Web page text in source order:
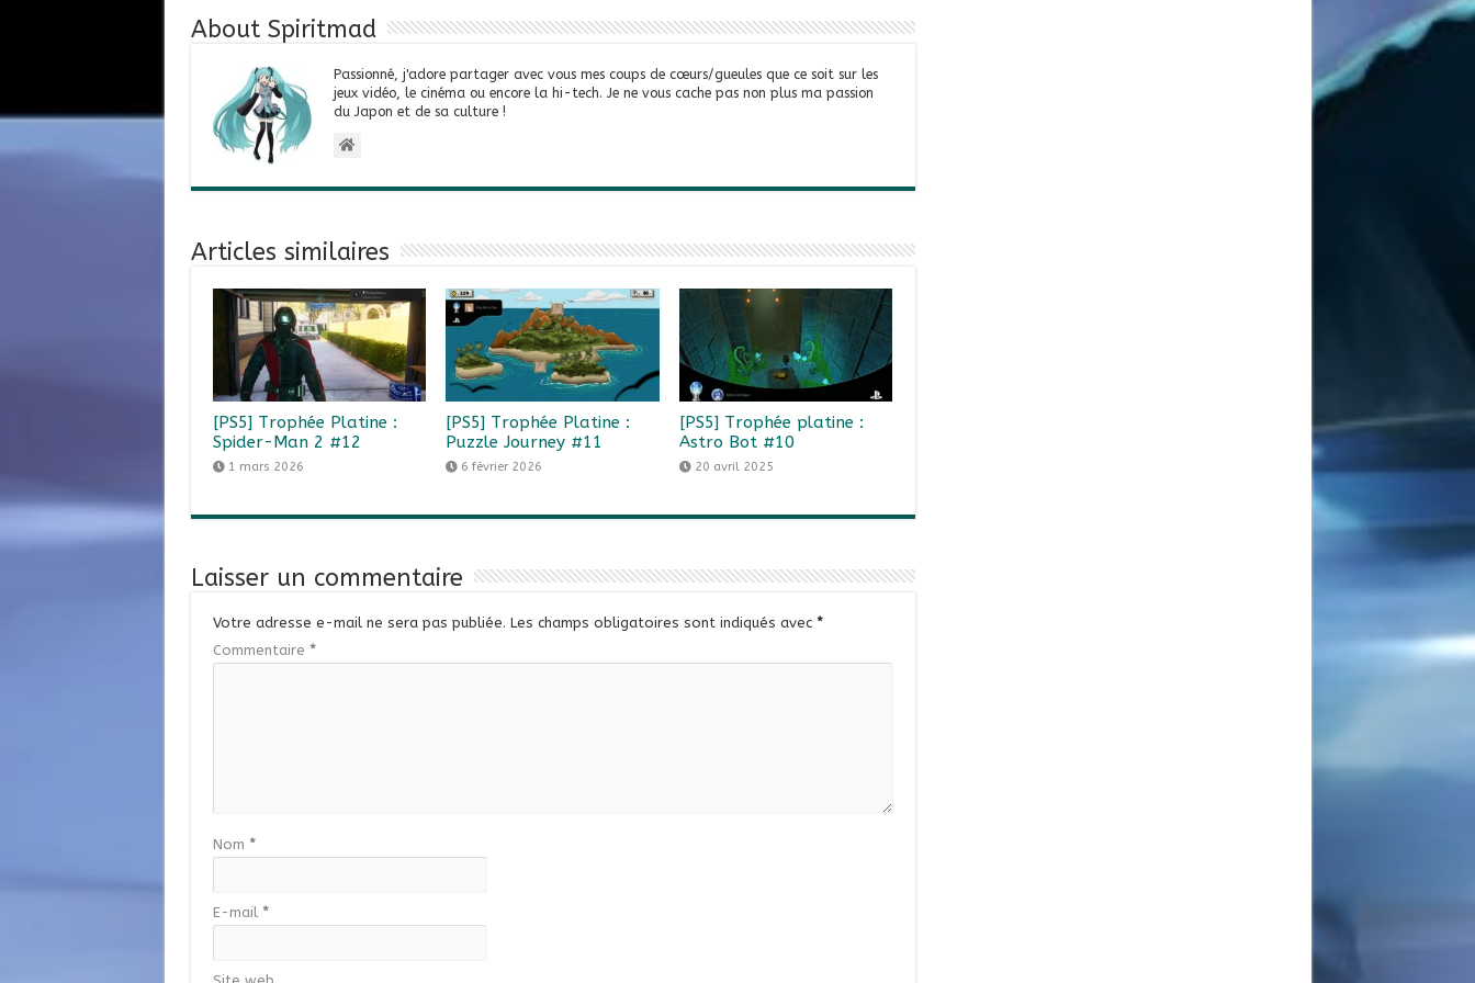
About Spiritmad
Passionné, j'adore partager avec vous mes coups de cœurs/gueules que ce soit sur les
jeux vidéo, le cinéma ou encore la hi-tech. Je ne vous cache pas non plus ma passion
du Japon et de sa culture !
Articles similaires
[PS5] Trophée Platine :
Spider-Man 2 #12
1 mars 2026
[PS5] Trophée Platine :
Puzzle Journey #11
6 février 2026
[PS5] Trophée platine :
Astro Bot #10
20 avril 2025
Laisser un commentaire
Votre adresse e-mail ne sera pas publiée. Les champs obligatoires sont indiqués avec *
Commentaire *
Nom *
E-mail *